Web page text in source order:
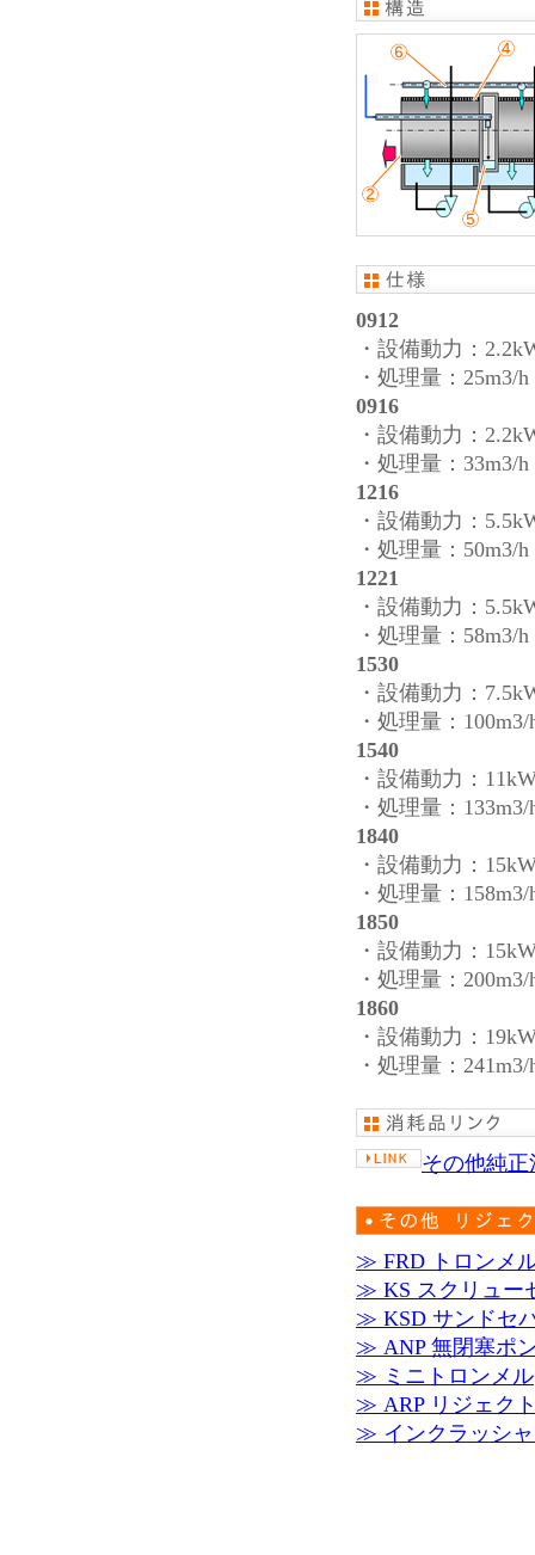
0912
・設備動力：
・処理量：25m3/h
0916
・設備動力：
・処理量：33m3/h
1216
・設備動力：
・処理量：50m3/h
1221
・設備動力：
・処理量：58m3/h
1530
・設備動力：
・処理量：100m3/
1540
・設備動力：
・処理量：133m3/
1840
・設備動力：
・処理量：158m3/
1850
・設備動力：
・処理量：200m3/
1860
・設備動力：
・処理量：241m3/
その他純正
≫ FRD トロンメ
≫ KS スクリュー
≫ KSD サンドセ
≫ ANP 無閉塞ポ
≫ ミニトロンメル
≫ ARP リジェク
≫ インクラッシ